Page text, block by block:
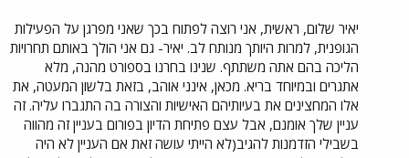
יאיר שלום, ראשית, אני רוצה לפתוח בכך שאני מפרגן על הפעילות
הגופנית, למרות היותך מנותח לב. יאיר- גם אני הולך באותם תחרויות
הליכה בהם אתה משתתף. שנינו בחרנו בספורט מהנה, מלא
אתגרים ובמיוחד בריא. מכאן, אינני אוהב, בזאת בלשון המעטה, את
אלו המחצינים את בעיותיהם האישיות והצורה בה התגברו עליה. זה
עניין שלך אומנם, אבל עצם פתיחת הדיון בפורום בעניין זה מהווה
בשבילי הזדמנות להגיב(לא הייתי עושה זאת אם העניין לא היה